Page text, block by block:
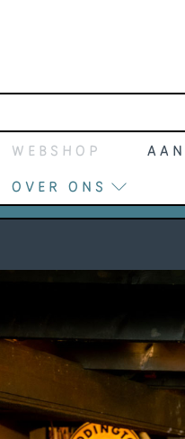
Webshop
Over ons